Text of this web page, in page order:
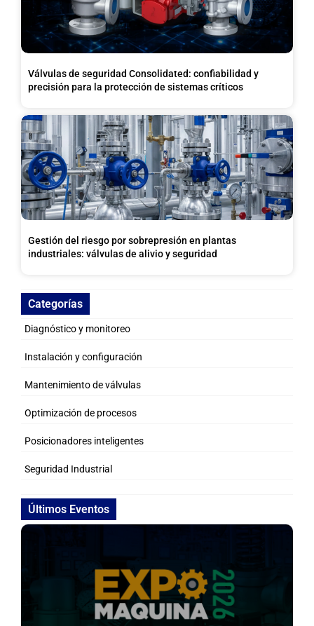
Válvulas de seguridad Consolidated: confiabilidad y
precisión para la protección de sistemas críticos
Gestión del riesgo por sobrepresión en plantas
industriales: válvulas de alivio y seguridad
Categorías
Diagnóstico y monitoreo
Instalación y configuración
Mantenimiento de válvulas
Optimización de procesos
Posicionadores inteligentes
Seguridad Industrial
Últimos Eventos